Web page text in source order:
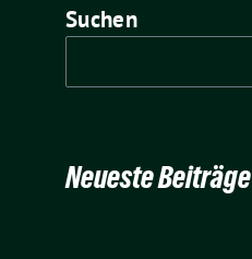
Suchen
Neueste Beiträge